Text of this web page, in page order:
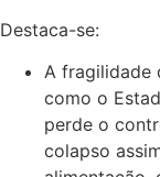
Destaca-se:
A fragilidade
como o
perde o
colapso